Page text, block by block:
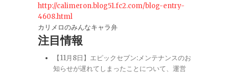
http://calimeron.blog51.fc2.com/blog-entry-
4608.html
カリメロのみんなキャラ弁
注目情報
【11月8日】エピックセブン:メンテナンスのお
知らせが遅れてしまったことについて、運営